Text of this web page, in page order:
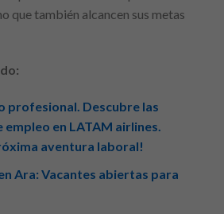
que también alcancen sus metas
profesional. Descubre las
en LATAM airlines.
aventura laboral!
Ara: Vacantes abiertas para